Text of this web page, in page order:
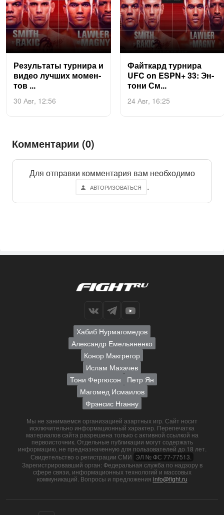
Ре­зуль­та­ты тур­ни­ра и
ви­део луч­ших мо­мен­
тов ...
30 Авг, 12:56
Фай­ткард тур­ни­ра
UFC on ESPN+ 33: Эн­
то­ни См...
24 Авг, 16:25
Комментарии (0)
Для отправки комментария вам необходимо
АВТОРИЗОВАТЬСЯ .
Хабиб Нурмагомедов
Александр Емельяненко
Конор Макгрегор
Ислам Махачев
Тони Фергюсон
Петр Ян
Магомед Исмаилов
Фрэнсис Нганну
Мы не занимаемся организацией азартных игр. Сайт носит
исключительно информационный характер. Перепечатка
материалов сайта разрешена только с активной ссылкой на
первоисточник. Отдельные публикации могут содержать
информацию, не предназначенную для пользователей до 18 лет.
Свидетельство о регистрации СМИ ЭЛ № ФС 77-77513.
Зарегистрировавший орган: Федеральная служба по надзору в
сфере связи, информационных технологий и массовых
коммуникаций. Вопросы и предложения info@fight.ru